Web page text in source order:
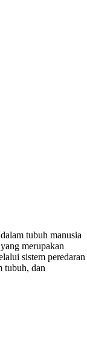
tubuh manusia
merupakan
sistem peredaran
tubuh, dan